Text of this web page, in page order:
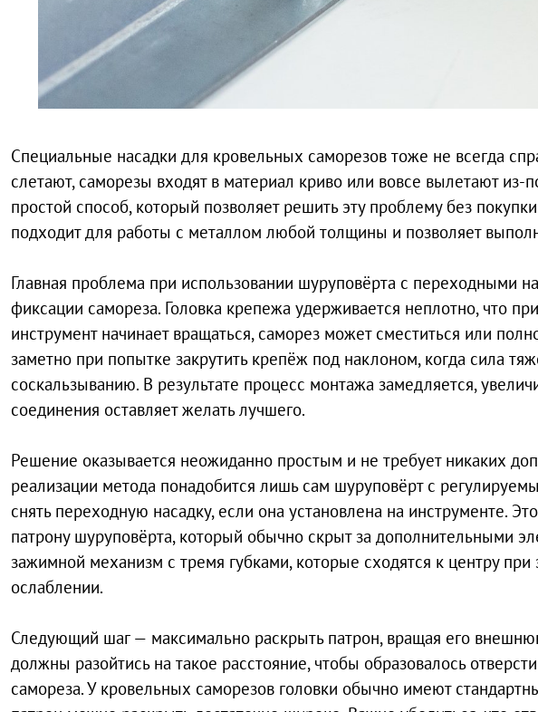
Специальные насадки для кровельных саморезов тоже не всегда
слетают, саморезы входят в материал криво или вовсе вылетают из-
простой способ, который позволяет решить эту проблему без
подходит для работы с металлом любой толщины и позволяет
Главная проблема при использовании шуруповёрта с переходными
фиксации самореза. Головка крепежа удерживается неплотно, что
инструмент начинает вращаться, саморез может сместиться или
заметно при попытке закрутить крепёж под наклоном, когда сила
соскальзыванию. В результате процесс монтажа замедляется,
соединения оставляет желать лучшего.
Решение оказывается неожиданно простым и не требует никаких
реализации метода понадобится лишь сам шуруповёрт с
снять переходную насадку, если она установлена на инструменте.
патрону шуруповёрта, который обычно скрыт за дополнительными
зажимной механизм с тремя губками, которые сходятся к центру при
ослаблении.
Следующий шаг — максимально раскрыть патрон, вращая его
должны разойтись на такое расстояние, чтобы образовалось
самореза. У кровельных саморезов головки обычно имеют